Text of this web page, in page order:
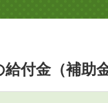
付金（補助